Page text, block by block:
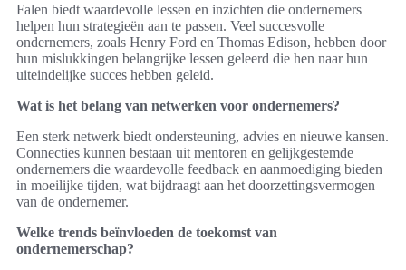
Falen biedt waardevolle lessen en inzichten die ondernemers
helpen hun strategieën aan te passen. Veel succesvolle
ondernemers, zoals Henry Ford en Thomas Edison, hebben door
hun mislukkingen belangrijke lessen geleerd die hen naar hun
uiteindelijke succes hebben geleid.
Wat is het belang van netwerken voor ondernemers?
Een sterk netwerk biedt ondersteuning, advies en nieuwe kansen.
Connecties kunnen bestaan uit mentoren en gelijkgestemde
ondernemers die waardevolle feedback en aanmoediging bieden
in moeilijke tijden, wat bijdraagt aan het doorzettingsvermogen
van de ondernemer.
Welke trends beïnvloeden de toekomst van
ondernemerschap?